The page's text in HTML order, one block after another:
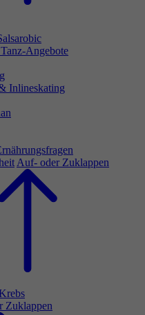
Angebote
Inlineskating
Auf- oder Zuklappen
Zuklappen